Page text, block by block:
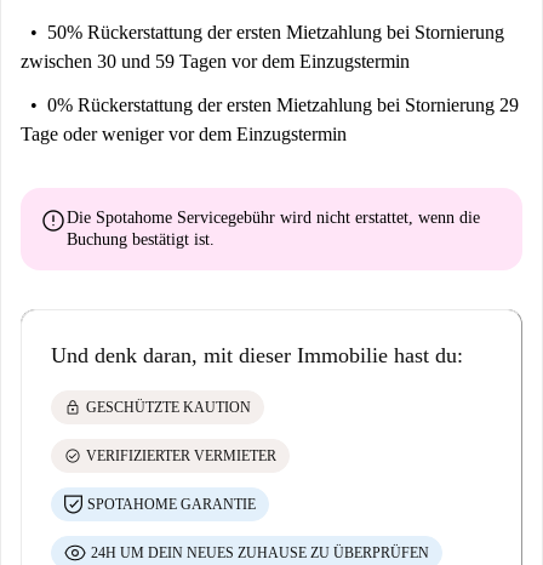
50% Rückerstattung der ersten Mietzahlung bei Stornierung
zwischen 30 und 59 Tagen vor dem Einzugstermin
0% Rückerstattung der ersten Mietzahlung bei Stornierung 29
Tage oder weniger vor dem Einzugstermin
errorDie Spotahome Servicegebühr wird nicht erstattet, wenn die
Buchung bestätigt ist.
Und denk daran, mit dieser Immobilie hast du:
lock GESCHÜTZTE KAUTION
check_circle VERIFIZIERTER VERMIETER
SPOTAHOME GARANTIE
24H UM DEIN NEUES ZUHAUSE ZU ÜBERPRÜFEN